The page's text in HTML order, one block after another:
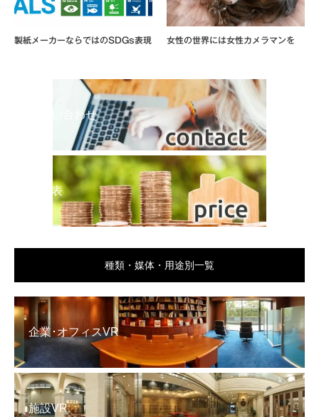
製紙メーカーならではのSDGs表現 女性の世界には女性カメラマンを
お問い合わせ
料金表
種類・媒体・用途別一覧
企業･オフィスVR
施設VR